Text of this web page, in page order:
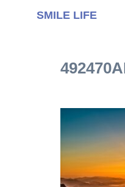
SMILE LIFE